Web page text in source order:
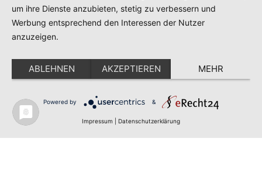
um ihre Dienste anzubieten, stetig zu verbessern und
Werbung entsprechend den Interessen der Nutzer
anzuzeigen.
ABLEHNEN AKZEPTIEREN MEHR
Powered by &
Impressum Datenschutzerklärung